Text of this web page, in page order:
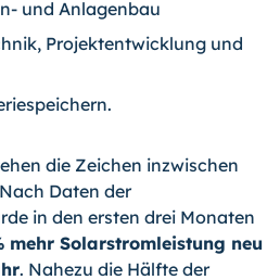
und Anlagenbau
Projektentwicklung und
die Zeichen inzwischen
Daten der
in den ersten drei Monaten
mehr Solarstromleistung neu
. Nahezu die Hälfte der